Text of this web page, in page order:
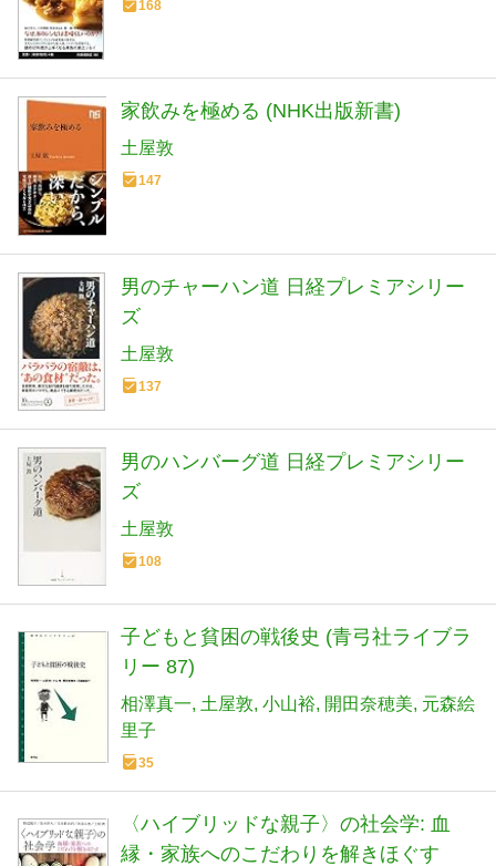
168
家飲みを極める (NHK出版新書)
土屋敦
147
男のチャーハン道 日経プレミアシリー
ズ
土屋敦
137
男のハンバーグ道 日経プレミアシリー
ズ
土屋敦
108
子どもと貧困の戦後史 (青弓社ライブラ
リー 87)
相澤真一 土屋敦 小山裕 開田奈穂美 元森絵
里子
35
〈ハイブリッドな親子〉の社会学: 血
縁・家族へのこだわりを解きほぐす